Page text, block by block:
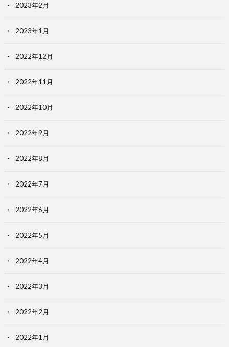
2023年2月
2023年1月
2022年12月
2022年11月
2022年10月
2022年9月
2022年8月
2022年7月
2022年6月
2022年5月
2022年4月
2022年3月
2022年2月
2022年1月